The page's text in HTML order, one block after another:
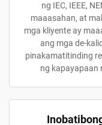
ng IEC, IEEE,
maaasahan, at
mga kliyente ay
ang mga de-
pinakamatitinding
ng kapayapaan